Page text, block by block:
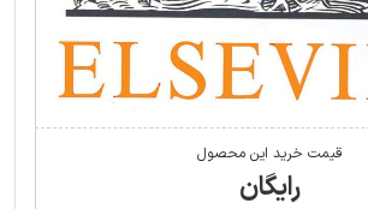
قیمت خرید این محصول
رایگان